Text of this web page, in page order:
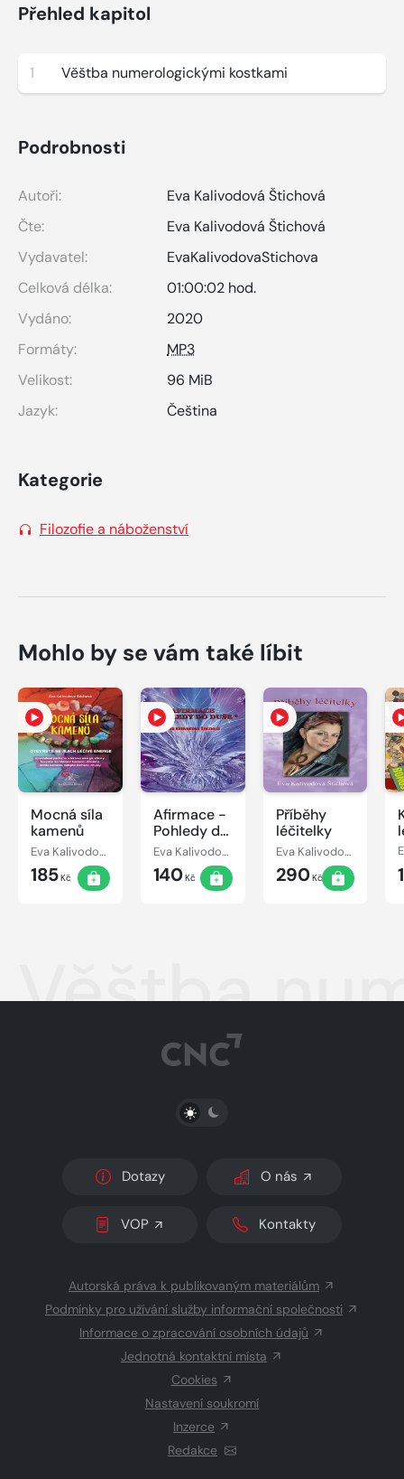
Přehled kapitol
1 Věštba numerologickými kostkami
Podrobnosti
Autoři:
Eva Kalivodová Štichová
Čte:
Eva Kalivodová Štichová
Vydavatel:
EvaKalivodovaStichova
Celková délka:
01:00:02 hod.
Vydáno:
2020
Formáty:
MP3
Velikost:
96 MiB
Jazyk:
Čeština
Kategorie
Filozofie a náboženství
Mohlo by se vám také líbit
Mocná síla
kamenů
Eva Kalivodová Štichová
185Kč
Afirmace -
Pohledy do
duše
Eva Kalivodová Štichová
140Kč
Příběhy
léčitelky
Eva Kalivodová Štichová
290Kč
Věštba
PŘEPNOUT SVĚTLÝ/TMAVÝ REŽIM
Dotazy O nás
VOP Kontakty
Autorská práva k publikovaným materiálům
Podmínky pro užívání služby informační společnosti
Informace o zpracování osobních údajů
Jednotná kontaktní místa
Cookies
Nastavení soukromí
Inzerce
Redakce